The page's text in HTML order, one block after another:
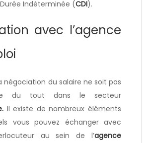
Indéterminée (CDI).
avec l’agence
négociation du salaire ne soit pas
du tout dans le secteur
Il existe de nombreux éléments
vous pouvez échanger avec
au sein de l’agence